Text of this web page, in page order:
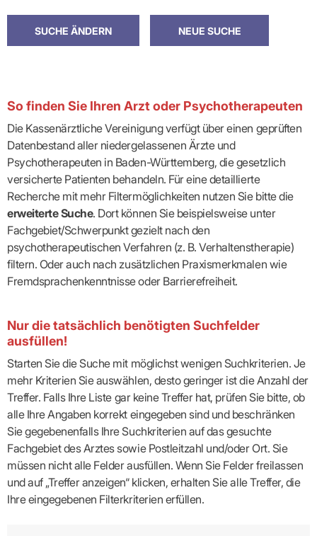
So finden Sie Ihren Arzt oder Psychotherapeuten
Die Kassenärztliche Vereinigung verfügt über einen geprüften
Datenbestand aller niedergelassenen Ärzte und
Psychotherapeuten in Baden-Württemberg, die gesetzlich
versicherte Patienten behandeln. Für eine detaillierte
Recherche mit mehr Filtermöglichkeiten nutzen Sie bitte die
erweiterte Suche. Dort können Sie beispielsweise unter
Fachgebiet/Schwerpunkt gezielt nach den
psychotherapeutischen Verfahren (z. B. Verhaltenstherapie)
filtern. Oder auch nach zusätzlichen Praxismerkmalen wie
Fremdsprachenkenntnisse oder Barrierefreiheit.
Nur die tatsächlich benötigten Suchfelder
ausfüllen!
Starten Sie die Suche mit möglichst wenigen Suchkriterien. Je
mehr Kriterien Sie auswählen, desto geringer ist die Anzahl der
Treffer. Falls Ihre Liste gar keine Treffer hat, prüfen Sie bitte, ob
alle Ihre Angaben korrekt eingegeben sind und beschränken
Sie gegebenenfalls Ihre Suchkriterien auf das gesuchte
Fachgebiet des Arztes sowie Postleitzahl und/oder Ort. Sie
müssen nicht alle Felder ausfüllen. Wenn Sie Felder freilassen
und auf „Treffer anzeigen“ klicken, erhalten Sie alle Treffer, die
Ihre eingegebenen Filterkriterien erfüllen.